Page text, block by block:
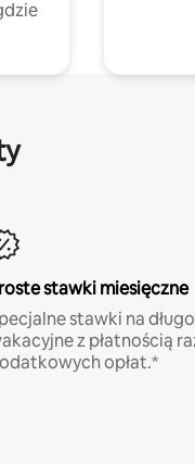
stawki miesięczne
stawki na
z płatnością
opłat.*